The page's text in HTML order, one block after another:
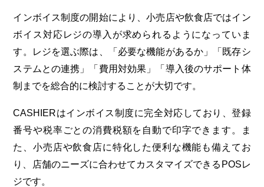
インボイス制度の開始により、小売店や飲食店ではイン
ボイス対応レジの導入が求められるようになっていま
す。レジを選ぶ際は、「必要な機能があるか」「既存シ
ステムとの連携」「費用対効果」「導入後のサポート体
制までを総合的に検討することが大切です。
CASHIERはインボイス制度に完全対応しており、登録
番号や税率ごとの消費税額を自動で印字できます。ま
た、小売店や飲食店に特化した便利な機能も備えてお
り、店舗のニーズに合わせてカスタマイズできるPOSレ
ジです。